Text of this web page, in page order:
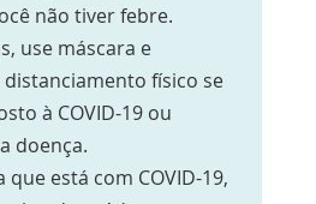
não tiver febre.
use máscara e
físico se
à COVID-19 ou
doença.
que está com COVID-19,